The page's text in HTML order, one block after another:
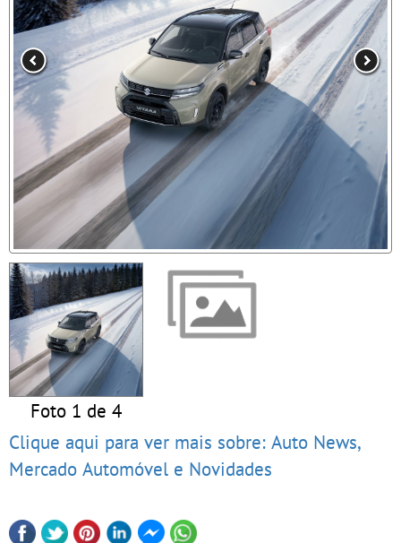
Foto 1 de 4
Clique aqui para ver mais sobre: Auto News,
Mercado Automóvel e Novidades